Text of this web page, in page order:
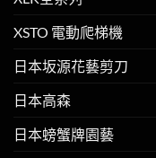
XSTO 電動爬梯機
日本坂源花藝剪刀
日本高森
日本螃蟹牌園藝